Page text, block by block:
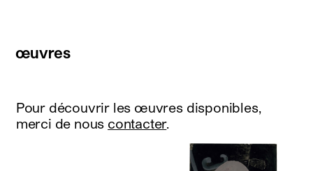
œuvres
Pour découvrir les œuvres disponibles,
merci de nous contacter.